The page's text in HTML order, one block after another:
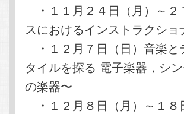
・１１月２４日（月）～
スにおけるインストラクショ
・１２月７日（日）音楽
タイルを探る 電子楽器，シ
の楽器〜
・１２月８日（月）～１